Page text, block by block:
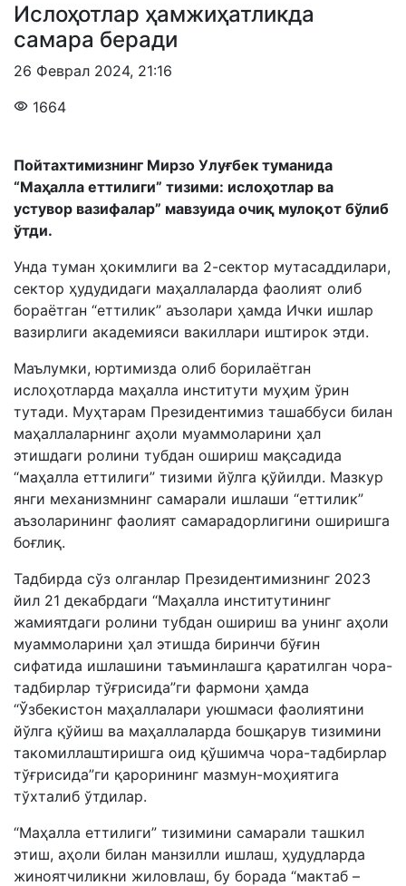
Ислоҳотлар ҳамжиҳатликда
самара беради
26 Феврал 2024, 21:16
1664
Пойтахтимизнинг Мирзо Улуғбек туманида
“Маҳалла еттилиги” тизими: ислоҳотлар ва
устувор вазифалар” мавзуида очиқ мулоқот бўлиб
ўтди.
Унда туман ҳокимлиги ва 2-сектор мутасаддилари,
сектор ҳудудидаги маҳаллаларда фаолият олиб
бораётган “еттилик” аъзолари ҳамда Ички ишлар
вазирлиги академияси вакиллари иштирок этди.
Маълумки, юртимизда олиб борилаётган
ислоҳотларда маҳалла институти муҳим ўрин
тутади. Муҳтарам Президентимиз ташаббуси билан
маҳаллаларнинг аҳоли муаммоларини ҳал
этишдаги ролини тубдан ошириш мақсадида
“маҳалла еттилиги” тизими йўлга қўйилди. Мазкур
янги механизмнинг самарали ишлаши “еттилик”
аъзоларининг фаолият самарадорлигини оширишга
боғлиқ.
Тадбирда сўз олганлар Президентимизнинг 2023
йил 21 декабрдаги “Маҳалла институтининг
жамиятдаги ролини тубдан ошириш ва унинг аҳоли
муаммоларини ҳал этишда биринчи бўғин
сифатида ишлашини таъминлашга қаратилган чора-
тадбирлар тўғрисида”ги фармони ҳамда
“Ўзбекистон маҳаллалари уюшмаси фаолиятини
йўлга қўйиш ва маҳаллаларда бошқарув тизимини
такомиллаштиришга оид қўшимча чора-тадбирлар
тўғрисида”ги қарорининг мазмун-моҳиятига
тўхталиб ўтдилар.
“Маҳалла еттилиги” тизимини самарали ташкил
этиш, аҳоли билан манзилли ишлаш, ҳудудларда
жиноятчиликни жиловлаш, бу борада “мактаб –